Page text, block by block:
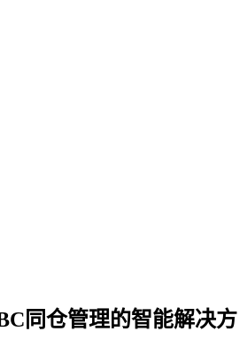
同仓管理的智能解决方